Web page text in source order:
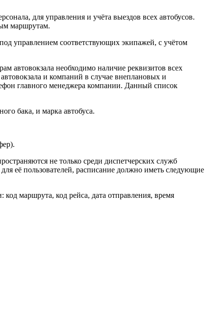
для управления и учёта выездов всех автобусов.
маршрутам.
управлением соответствующих экипажей, с учётом
автовокзала необходимо наличие реквизитов всех
и компаний в случае внеплановых и
главного менеджера компании. Данный список
бака, и марка автобуса.
не только среди диспетчерских служб
её пользователей, расписание должно иметь следующие
маршрута, код рейса, дата отправления, время